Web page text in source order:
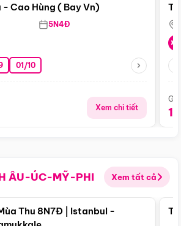
Cao Hùng ( Bay Vn)
5N4Đ
01/10
Xem chi tiết
ÂU-ÚC-MỸ-PHI Xem tất cả
Điểm nổi bật
Thu 8N7Đ | Istanbul -